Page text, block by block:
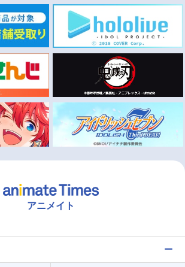
アニメイト